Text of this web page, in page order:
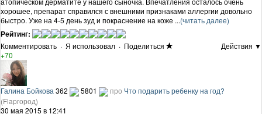
хорошее, препарат справился с внешними признаками аллергии довольно
быстро. Уже на 4-5 день зуд и покраснение на коже ...(читать далее)
Рейтинг:
Комментировать · Я использовал · Поделиться
Действия ▼
+70
Галина Бойкова 362 5801 про Что подарить ребенку на год?
(Flapгород)
30 мая 2015 в 12:41